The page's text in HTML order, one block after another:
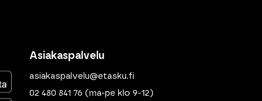
Asiakaspalvelu
asiakaspalvelu@etasku.fi
02 480 841 76 (ma-pe klo 9-12)